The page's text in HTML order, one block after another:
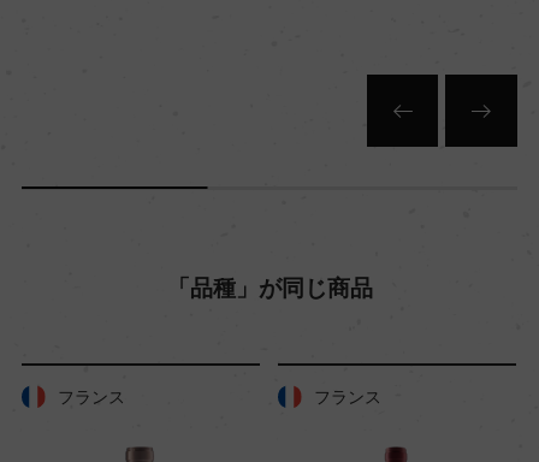
キャップの仕様
「品種」が同じ商品
フランス フランス